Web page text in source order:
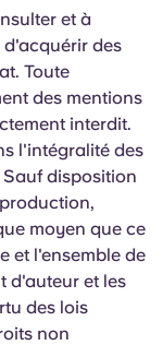
et à
d'acquérir des
Toute
des mentions
interdit.
l'intégralité des
disposition
moyen que ce
et l'ensemble de
d'auteur et les
des lois
non